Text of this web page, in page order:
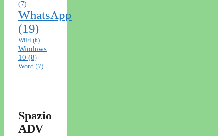
(7)
WhatsApp
(19)
WiFi (6)
Windows
10 (8)
Word (7)
Spazio
ADV